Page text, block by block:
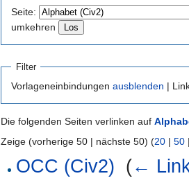
Seite:
umkehren
Filter
Vorlageneinbindungen ausblenden |
Die folgenden Seiten verlinken auf
Zeige (vorherige 50 | nächste 50) (20 | 50
OCC (Civ2) (←